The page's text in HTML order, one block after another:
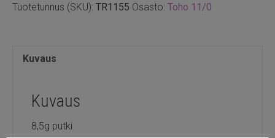
turquoise
Tuotetunnus (SKU): TR1155 Osasto: Toho 11/0
Kuvaus
Kuvaus
8,5g putki